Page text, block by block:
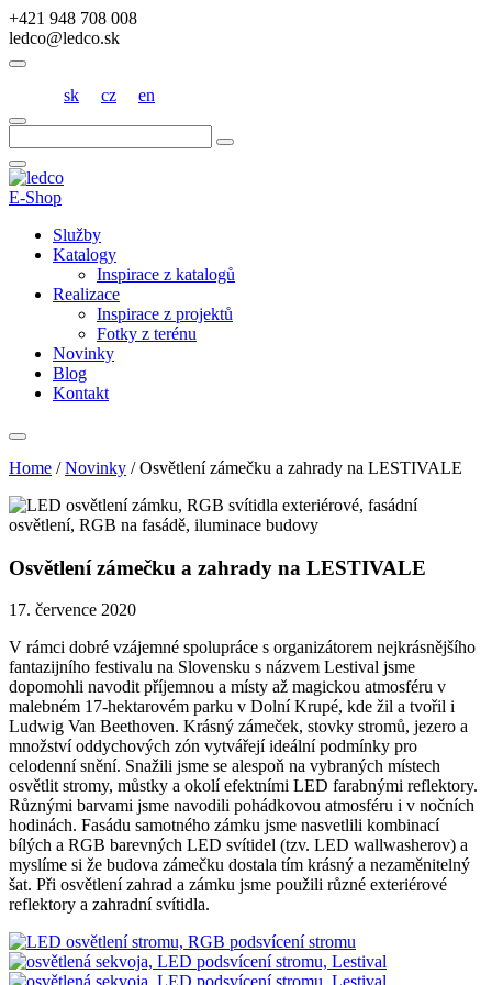
+421 948 708 008
ledco@ledco.sk
sk cz en
E-Shop
Služby
Katalogy
Inspirace z katalogů
Realizace
Inspirace z projektů
Fotky z terénu
Novinky
Blog
Kontakt
Home /Novinky /Osvětlení zámečku a zahrady na LESTIVALE
Osvětlení zámečku a zahrady na LESTIVALE
17. července 2020
V rámci dobré vzájemné spolupráce s organizátorem nejkrásnějšího
fantazijního festivalu na Slovensku s názvem Lestival jsme
dopomohli navodit příjemnou a místy až magickou atmosféru v
malebném 17-hektarovém parku v Dolní Krupé, kde žil a tvořil i
Ludwig Van Beethoven. Krásný zámeček, stovky stromů, jezero a
množství oddychových zón vytvářejí ideální podmínky pro
celodenní snění. Snažili jsme se alespoň na vybraných místech
osvětlit stromy, můstky a okolí efektními LED farabnými reflektory.
Různými barvami jsme navodili pohádkovou atmosféru i v nočních
hodinách. Fasádu samotného zámku jsme nasvetlili kombinací
bílých a RGB barevných LED svítidel (tzv. LED wallwasherov) a
myslíme si že budova zámečku dostala tím krásný a nezaměnitelný
šat. Při osvětlení zahrad a zámku jsme použili různé exteriérové
reflektory a zahradní svítidla.